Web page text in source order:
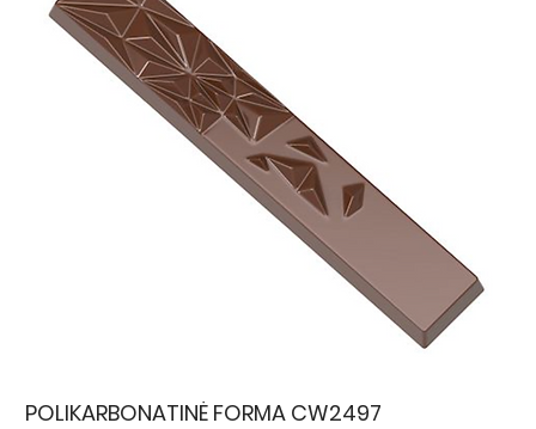
POLIKARBONATINĖ FORMA CW2497